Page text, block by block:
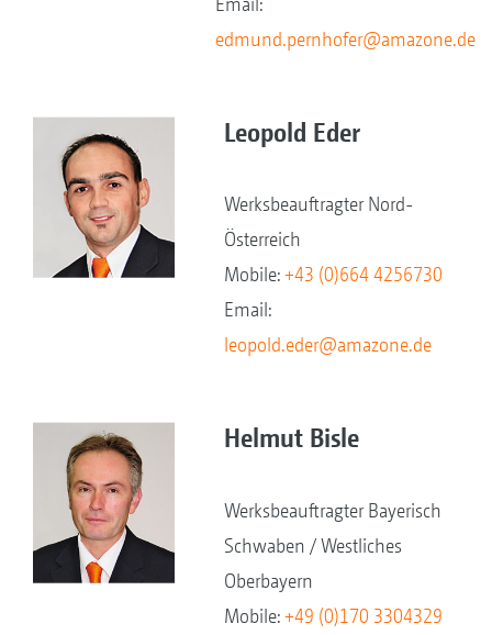
edmund.pernhofer@amazone.de
Leopold Eder
Werksbeauftragter Nord-
Österreich
Mobile:+43 (0)664 4256730
Email:
leopold.eder@amazone.de
Helmut Bisle
Werksbeauftragter Bayerisch
Schwaben / Westliches
Oberbayern
Mobile:+49 (0)170 3304329